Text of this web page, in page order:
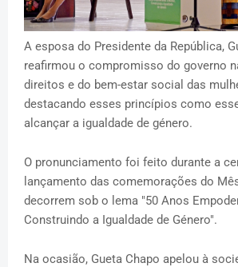
A esposa do Presidente da República,
reafirmou o compromisso do governo
direitos e do bem-estar social das
destacando esses princípios como
alcançar a igualdade de género.
O pronunciamento foi feito durante a
lançamento das comemorações do
decorrem sob o lema "50 Anos
Construindo a Igualdade de Género".
Na ocasião, Gueta Chapo apelou à